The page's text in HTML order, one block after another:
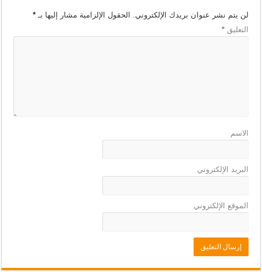
لن يتم نشر عنوان بريدك الإلكتروني. الحقول الإلزامية مشار إليها بـ*
التعليق*
الاسم
البريد الإلكتروني
الموقع الإلكتروني